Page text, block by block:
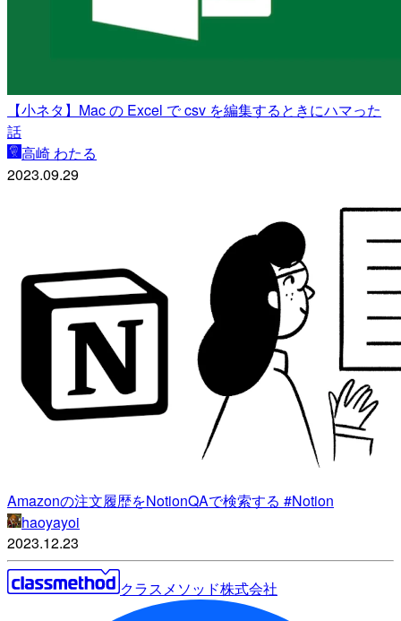
【小ネタ】Mac の Excel で csv を編集するときにハマった
話
高崎 わたる
2023.09.29
Amazonの注文履歴をNotionQAで検索する #Notion
haoyayoi
2023.12.23
クラスメソッド株式会社